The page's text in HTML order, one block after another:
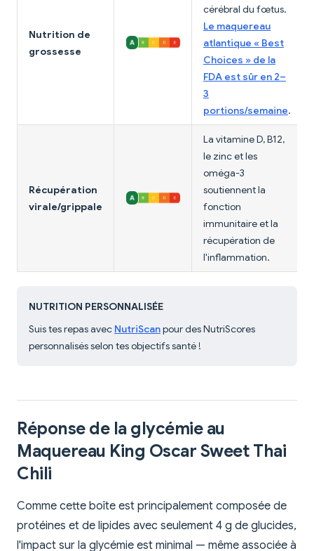
Nutrition de
grossesse
cérébral du fœtus.
Le maquereau
atlantique « Best
Choices » de la
FDA est sûr en 2–
3
portions/semaine.
Récupération
virale/grippale
La vitamine D, B12,
le zinc et les
oméga-3
soutiennent la
fonction
immunitaire et la
récupération de
l'inflammation.
NUTRITION PERSONNALISÉE
Suis tes repas avec NutriScanpour des NutriScores
personnalisés selon tes objectifs santé !
Réponse de la glycémie au
Maquereau King Oscar Sweet Thai
Chili
Comme cette boîte est principalement composée de
protéines et de lipides avec seulement 4 g de glucides,
l'impact sur la glycémie est minimal — même associée à